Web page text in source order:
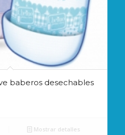
baberos desechables
Mostrar detalles